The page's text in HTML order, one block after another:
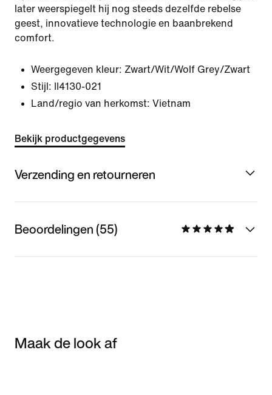
later weerspiegelt hij nog steeds dezelfde rebelse
geest, innovatieve technologie en baanbrekend
comfort.
Weergegeven kleur: Zwart/Wit/Wolf Grey/Zwart
Stijl:
II4130-021
Land/regio van herkomst: Vietnam
Bekijk productgegevens
Verzending en retourneren
Beoordelingen (55)
Maak de look af